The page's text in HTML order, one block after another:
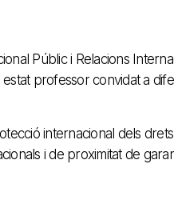
Públic i Relacions
professor convidat a
internacional dels
i de proximitat de